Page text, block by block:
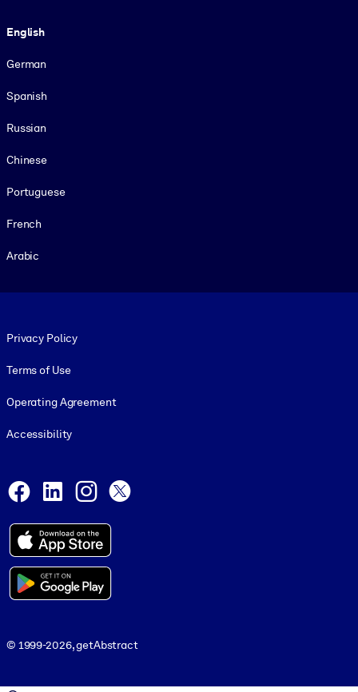
English
German
Spanish
Russian
Chinese
Portuguese
French
Arabic
Privacy Policy
Terms of Use
Operating Agreement
Accessibility
Facebook
LinkedInInstagram
© 1999-2026, getAbstract